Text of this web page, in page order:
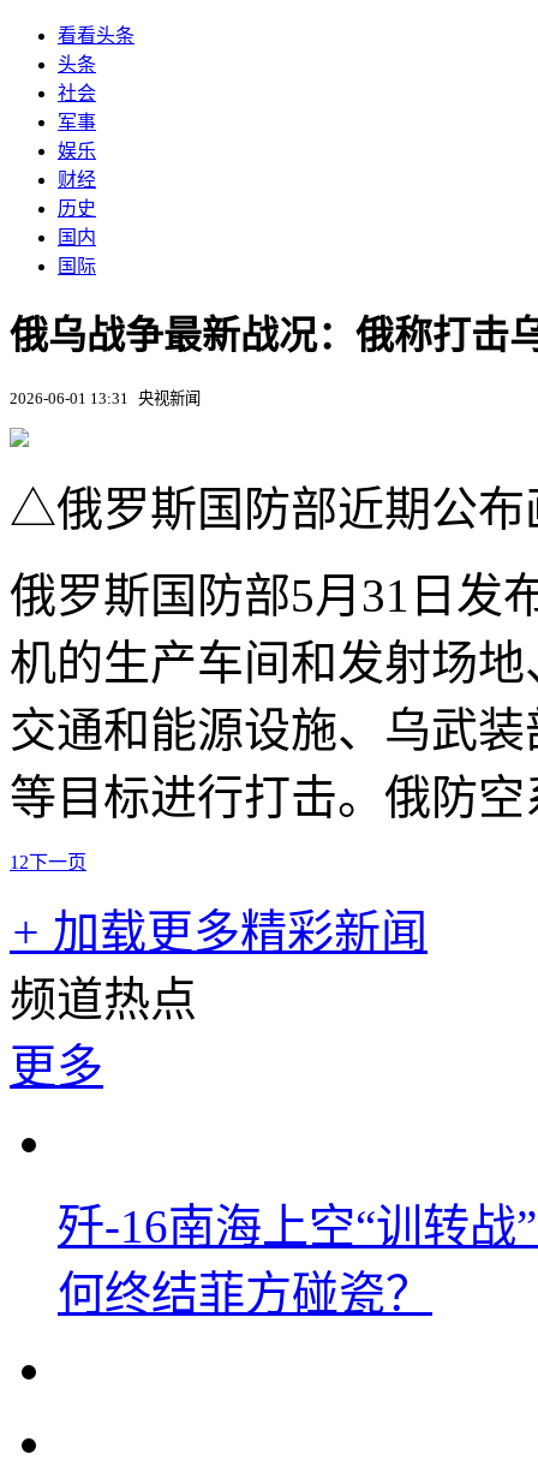
看看头条
头条
社会
军事
娱乐
财经
历史
国内
国际
俄乌战争最新战况：俄称打击
2026-06-01 13:31 央视新闻
△俄罗斯国防部近期公布
俄罗斯国防部5月31日发
机的生产车间和发射场
交通和能源设施、乌武
等目标进行打击。俄防
1 2下一页
+ 加载更多精彩新闻
频道热点
更多
歼-16南海上空“训转
何终结菲方碰瓷？